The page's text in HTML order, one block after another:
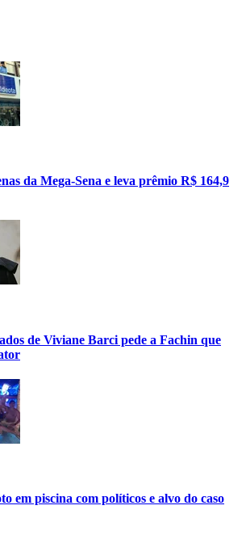
da Mega-Sena e leva prêmio R$ 164,9
de Viviane Barci pede a Fachin que
em piscina com políticos e alvo do caso